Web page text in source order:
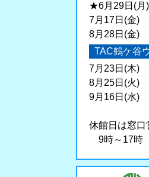
★6月29日(月)
7月17日(金)
8月28日(金)
TAC鶴ケ谷
7月23日(木)
8月25日(火)
9月16日(水)
休館日は窓口
9時～17時